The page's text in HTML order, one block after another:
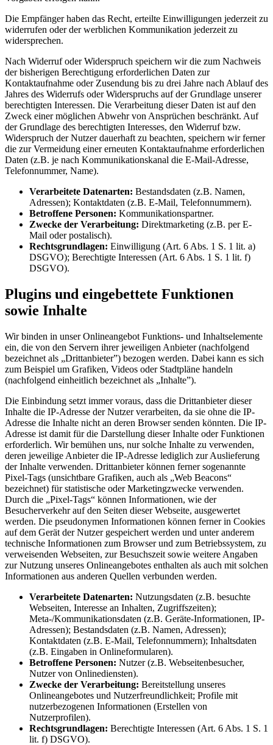
Die Empfänger haben das Recht, erteilte Einwilligungen jederzeit zu
widerrufen oder der werblichen Kommunikation jederzeit zu
widersprechen.
Nach Widerruf oder Widerspruch speichern wir die zum Nachweis
der bisherigen Berechtigung erforderlichen Daten zur
Kontaktaufnahme oder Zusendung bis zu drei Jahre nach Ablauf des
Jahres des Widerrufs oder Widerspruchs auf der Grundlage unserer
berechtigten Interessen. Die Verarbeitung dieser Daten ist auf den
Zweck einer möglichen Abwehr von Ansprüchen beschränkt. Auf
der Grundlage des berechtigten Interesses, den Widerruf bzw.
Widerspruch der Nutzer dauerhaft zu beachten, speichern wir ferner
die zur Vermeidung einer erneuten Kontaktaufnahme erforderlichen
Daten (z.B. je nach Kommunikationskanal die E-Mail-Adresse,
Telefonnummer, Name).
Verarbeitete Datenarten: Bestandsdaten (z.B. Namen,
Adressen); Kontaktdaten (z.B. E-Mail, Telefonnummern).
Betroffene Personen: Kommunikationspartner.
Zwecke der Verarbeitung: Direktmarketing (z.B. per E-
Mail oder postalisch).
Rechtsgrundlagen: Einwilligung (Art. 6 Abs. 1 S. 1 lit. a)
DSGVO); Berechtigte Interessen (Art. 6 Abs. 1 S. 1 lit. f)
DSGVO).
Plugins und eingebettete Funktionen
sowie Inhalte
Wir binden in unser Onlineangebot Funktions- und Inhaltselemente
ein, die von den Servern ihrer jeweiligen Anbieter (nachfolgend
bezeichnet als „Drittanbieter”) bezogen werden. Dabei kann es sich
zum Beispiel um Grafiken, Videos oder Stadtpläne handeln
(nachfolgend einheitlich bezeichnet als „Inhalte”).
Die Einbindung setzt immer voraus, dass die Drittanbieter dieser
Inhalte die IP-Adresse der Nutzer verarbeiten, da sie ohne die IP-
Adresse die Inhalte nicht an deren Browser senden könnten. Die IP-
Adresse ist damit für die Darstellung dieser Inhalte oder Funktionen
erforderlich. Wir bemühen uns, nur solche Inhalte zu verwenden,
deren jeweilige Anbieter die IP-Adresse lediglich zur Auslieferung
der Inhalte verwenden. Drittanbieter können ferner sogenannte
Pixel-Tags (unsichtbare Grafiken, auch als „Web Beacons“
bezeichnet) für statistische oder Marketingzwecke verwenden.
Durch die „Pixel-Tags“ können Informationen, wie der
Besucherverkehr auf den Seiten dieser Webseite, ausgewertet
werden. Die pseudonymen Informationen können ferner in Cookies
auf dem Gerät der Nutzer gespeichert werden und unter anderem
technische Informationen zum Browser und zum Betriebssystem, zu
verweisenden Webseiten, zur Besuchszeit sowie weitere Angaben
zur Nutzung unseres Onlineangebotes enthalten als auch mit solchen
Informationen aus anderen Quellen verbunden werden.
Verarbeitete Datenarten: Nutzungsdaten (z.B. besuchte
Webseiten, Interesse an Inhalten, Zugriffszeiten);
Meta-/Kommunikationsdaten (z.B. Geräte-Informationen, IP-
Adressen); Bestandsdaten (z.B. Namen, Adressen);
Kontaktdaten (z.B. E-Mail, Telefonnummern); Inhaltsdaten
(z.B. Eingaben in Onlineformularen).
Betroffene Personen: Nutzer (z.B. Webseitenbesucher,
Nutzer von Onlinediensten).
Zwecke der Verarbeitung: Bereitstellung unseres
Onlineangebotes und Nutzerfreundlichkeit; Profile mit
nutzerbezogenen Informationen (Erstellen von
Nutzerprofilen).
Rechtsgrundlagen: Berechtigte Interessen (Art. 6 Abs. 1 S. 1
lit. f) DSGVO).